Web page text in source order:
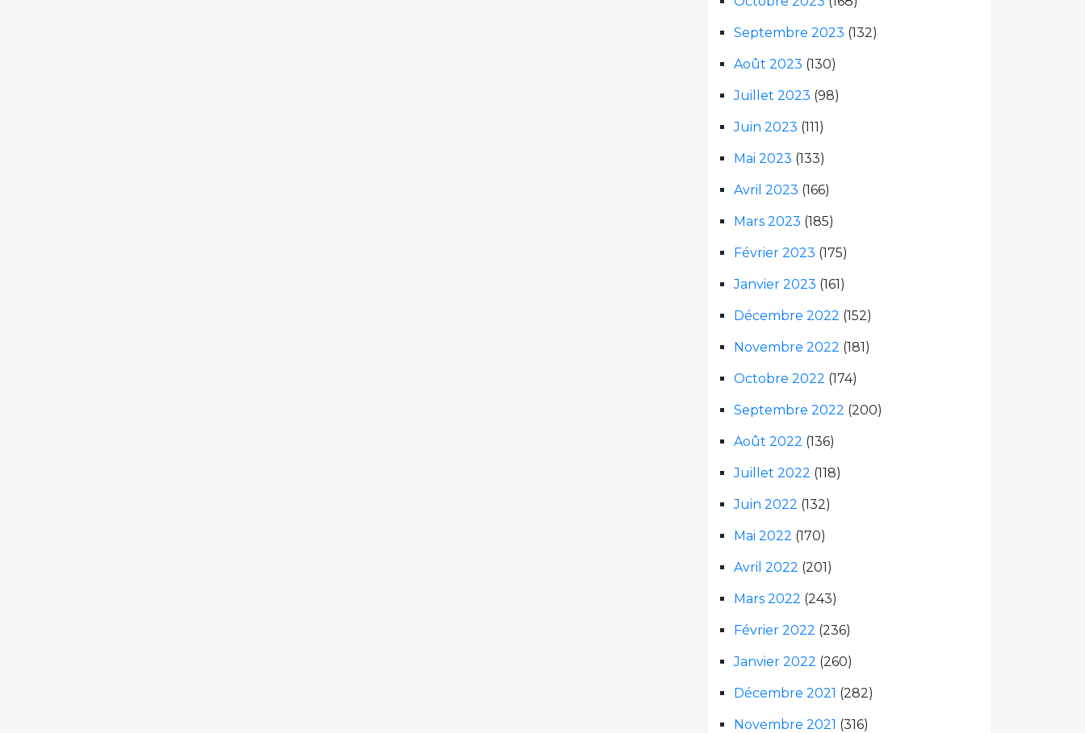
Septembre 2023 (132)
Août 2023 (130)
Juillet 2023 (98)
Juin 2023 (111)
Mai 2023 (133)
Avril 2023 (166)
Mars 2023 (185)
Février 2023 (175)
Janvier 2023 (161)
Décembre 2022 (152)
Novembre 2022 (181)
Octobre 2022 (174)
Septembre 2022 (200)
Août 2022 (136)
Juillet 2022 (118)
Juin 2022 (132)
Mai 2022 (170)
Avril 2022 (201)
Mars 2022 (243)
Février 2022 (236)
Janvier 2022 (260)
Décembre 2021 (282)
Novembre 2021 (316)